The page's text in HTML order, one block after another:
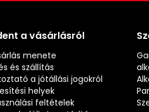
a vásárlásról
menete
és szállítás
a jótállási jogokról
helyek
feltételek